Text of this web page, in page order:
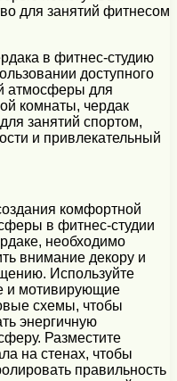
для занятий фитнесом
в фитнес-студию
доступного
атмосферы для
комнаты, чердак
занятий спортом,
и привлекательный
комфортной
в фитнес-студии
необходимо
внимание декору и
Используйте
и мотивирующие
схемы, чтобы
энергичную
Разместите
на стенах, чтобы
правильность